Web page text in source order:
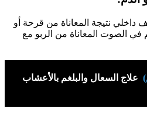
داخلي نتيجة المعاناة من قرحة أو
في الصوت المعاناة من الربو مع
علاج السعال والبلغم بالأعشاب